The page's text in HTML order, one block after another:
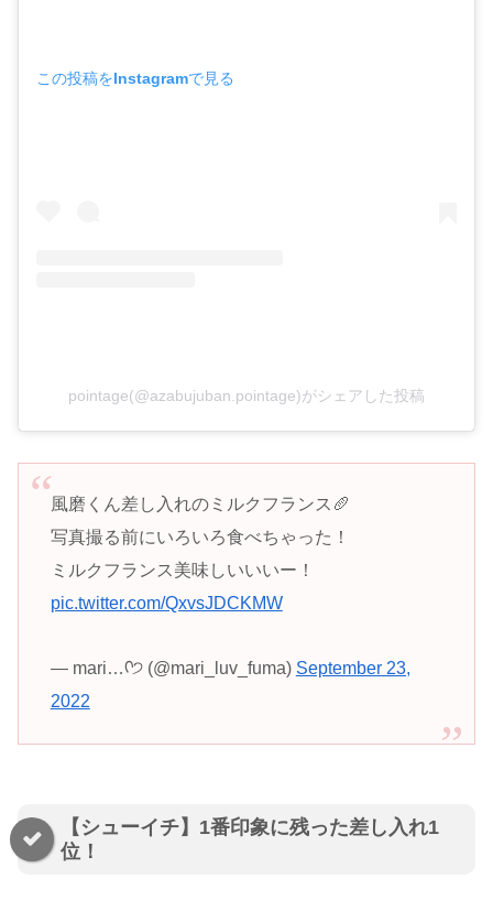
この投稿をInstagramで見る
pointage(@azabujuban.pointage)がシェアした投稿
風磨くん差し入れのミルクフランス🥖
写真撮る前にいろいろ食べちゃった！
ミルクフランス美味しいいいー！
pic.twitter.com/QxvsJDCKMW
— mari…ᡣ੭ (@mari_luv_fuma) September 23,
2022
【シューイチ】1番印象に残った差し入れ1
位！